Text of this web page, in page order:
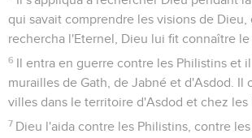
qui savait comprendre les visions de Dieu,
rechercha l'Eternel, Dieu lui fit connaître le
6 Il entra en guerre contre les Philistins et
murailles de Gath, de Jabné et d'Asdod. Il
villes dans le territoire d'Asdod et chez les
7 Dieu l'aida contre les Philistins, contre